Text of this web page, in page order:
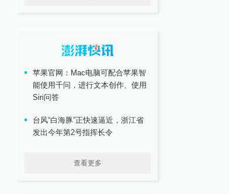
苹果官网：Mac电脑可配合苹果智
能使用千问，进行文本创作、使用
Siri问答
台风“白海豚”正快速逼近，浙江省
发出今年第2号指挥长令
查看更多